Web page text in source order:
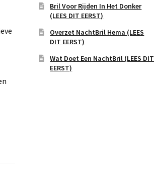
Bril Voor Rijden In Het Donker
(LEES DIT EERST)
Overzet NachtBril Hema (LEES
DIT EERST)
Wat Doet Een NachtBril (LEES DIT
EERST)